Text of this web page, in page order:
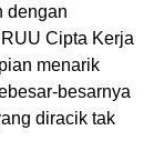
dengan
Cipta Kerja
menarik
besarnya
diracik tak